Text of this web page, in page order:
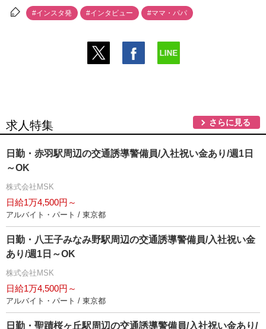
#インスタ発 #インタビュー #ママ・パパ
求人特集 さらに見る
日勤・赤羽駅周辺の交通誘導警備員/入社祝い金あり/週1日
～OK
株式会社MSK
日給1万4,500円～
アルバイト・パート / 東京都
日勤・八王子みなみ野駅周辺の交通誘導警備員/入社祝い金
あり/週1日～OK
株式会社MSK
日給1万4,500円～
アルバイト・パート / 東京都
日勤・聖蹟桜ヶ丘駅周辺の交通誘導警備員/入社祝い金あり/